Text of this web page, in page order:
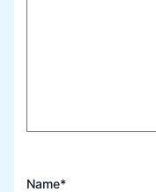
Name*